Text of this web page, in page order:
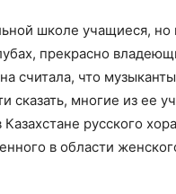
школе учащиеся,
прекрасно
считала, что
многие из ее
русского
в области